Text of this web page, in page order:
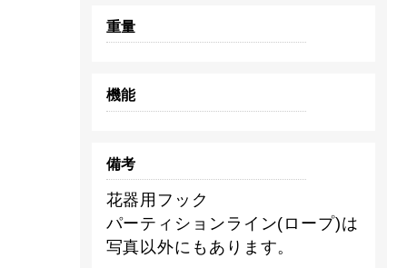
重量
機能
備考
花器用フック
パーティションライン(ロープ)は
写真以外にもあります。